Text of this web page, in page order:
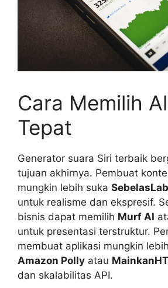
Cara Memilih
Tepat
Generator suara Siri terbaik
tujuan akhirnya. Pembuat
mungkin lebih suka
untuk realisme dan ekspresif.
bisnis dapat memilih Murf AI
untuk presentasi terstruktur.
membuat aplikasi mungkin
Amazon Polly atau MainkanHT
dan skalabilitas API.